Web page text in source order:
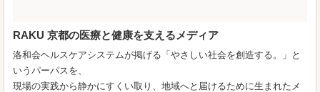
RAKU 京都の医療と健康を支えるメディア
洛和会ヘルスケアシステムが掲げる「やさしい社会を創造する。」と
いうパーパスを、
現場の実践から静かにすくい取り、地域へと届けるために生まれたメ